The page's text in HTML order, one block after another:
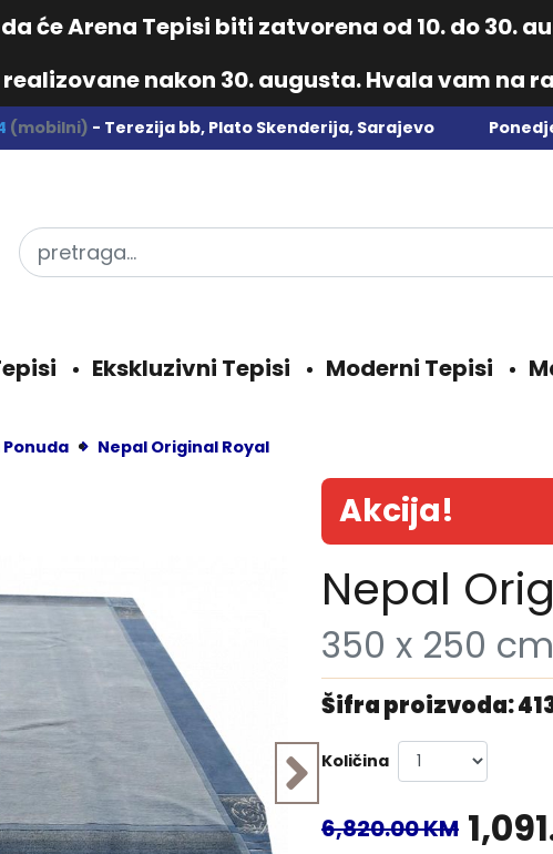
će Arena Tepisi biti zatvorena od 10. do 30.
nakon 30. augusta. Hvala vam na
(mobilni) - Terezija bb, Plato Skenderija, Sarajevo
Ekskluzivni Tepisi Moderni Tepisi
Nepal Original Royal
Akcija!
Nepal
350 x 250 cm
Šifra proizvoda:
Količina
6,820.00 KM